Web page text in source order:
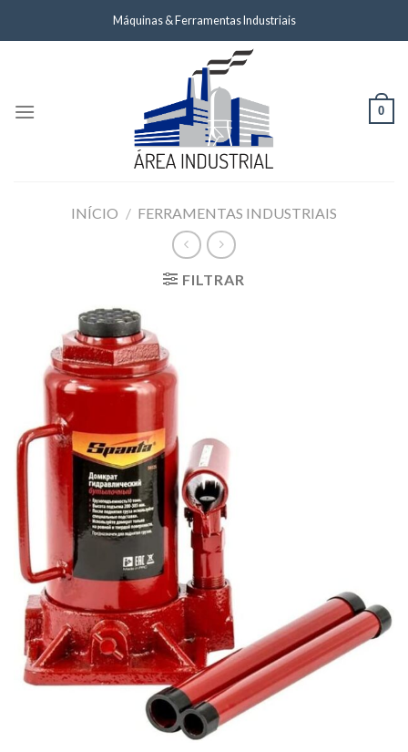
Máquinas & Ferramentas Industriais
0
INÍCIO / FERRAMENTAS INDUSTRIAIS
FILTRAR